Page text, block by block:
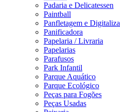
Padaria e Delicatessen
Paintball
Panfletagem e
Panificadora
Papelaria / Livraria
Papelarias
Parafusos
Park Infantil
Parque Aquático
Parque Ecológico
Peças para Fogões
Peças Usadas